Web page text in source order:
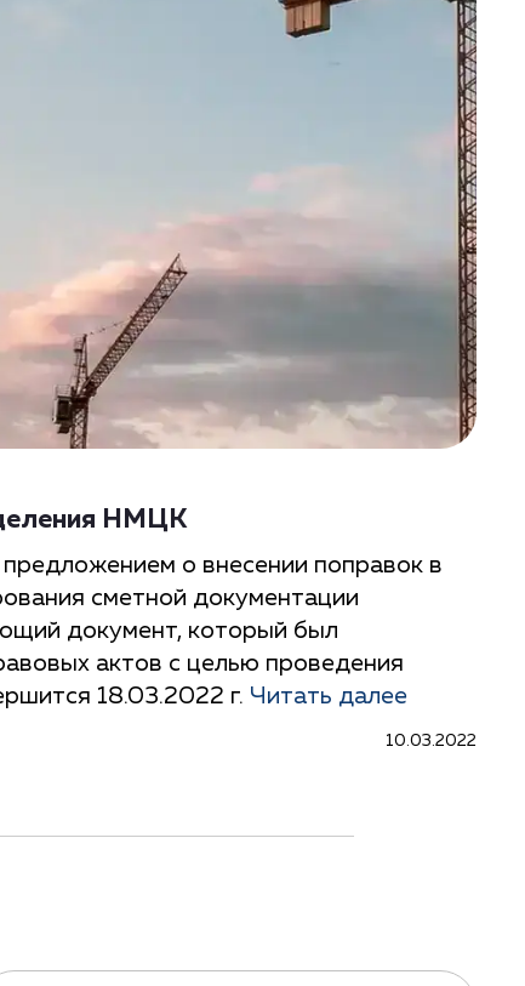
НМЦК
о внесении поправок в
сметной документации
документ, который был
актов с целью проведения
18.03.2022 г. Читать далее
10.03.2022